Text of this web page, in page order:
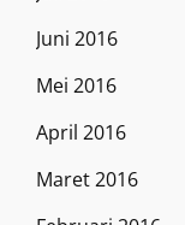
Juni 2016
Mei 2016
April 2016
Maret 2016